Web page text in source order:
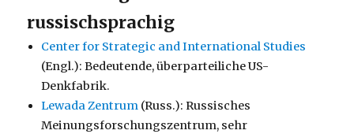
russischsprachig
Center for Strategic and International Studies
(Engl.): Bedeutende, überparteiliche US-
Denkfabrik.
Lewada Zentrum (Russ.): Russisches
Meinungsforschungszentrum, sehr